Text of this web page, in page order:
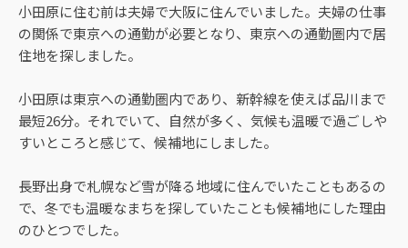
小田原に住む前は夫婦で大阪に住んでいました。夫婦の仕事
の関係で東京への通勤が必要となり、東京への通勤圏内で居
住地を探しました。
小田原は東京への通勤圏内であり、新幹線を使えば品川まで
最短26分。それでいて、自然が多く、気候も温暖で過ごしや
すいところと感じて、候補地にしました。
長野出身で札幌など雪が降る地域に住んでいたこともあるの
で、冬でも温暖なまちを探していたことも候補地にした理由
のひとつでした。